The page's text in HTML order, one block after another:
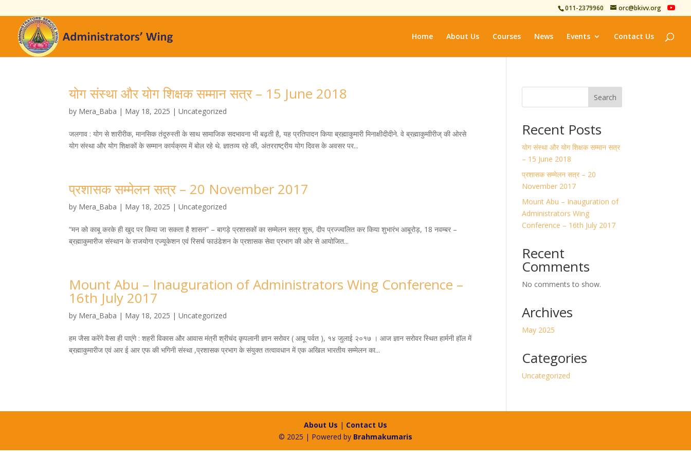
011-2379960 orc@bkivv.org
Home About Us Courses News Events Contact Us
योग संस्था और योग शिक्षक सम्मान सत्र – 15 June 2018
by Mera_Baba | May 18, 2025 |Uncategorized
जलगाव : योग से शारीरीक, मानसिक तंदूरुस्ती के साथ सामाजिक सदभावना भी बढ़ती है, यह प्रतिपादन किया ब्रह्माकुमारी मिनाक्षीदीदीने. वे ब्रह्माकुमाीरीज् की ओरसे
योग संस्था और योग शिक्षकों के सम्मान कार्यक्रम में बोल रहे थे. ज्ञातव्य रहे की, अंतरराष्ट्रीय योग दिवस के अवसर पर...
प्रशासक सम्मेलन सत्र – 20 November 2017
by Mera_Baba | May 18, 2025 |Uncategorized
“मन को काबू करके ही खुद पर किया जा सकता है शासन” – बागड़े प्रशासकों का सम्मेलन सत्र शुरू, दीप प्रज्ज्वलित कर किया शुभारंभ आबूरोड़, 18 नवम्बर –
ब्रह्माकुमारीज संस्थान के राजयोगा एज्यूकेशन एवं रिसर्च फाउंडेशन के प्रशासक सेवा प्रभाग की ओर से आयोजित...
Mount Abu – Inauguration of Administrators Wing Conference –
16th July 2017
by Mera_Baba | May 18, 2025 |Uncategorized
हम जैसा करेंगे वैसा ही पाएंगे : शहरी विकास और आवास मंत्री श्रीचंद कृपलानी ज्ञान सरोवर ( आबू पर्वत ), १४ जुलाई २०१७ । आज ज्ञान सरोवर स्थित हार्मनी हॉल में
ब्रह्माकुमारीज एवं आर ई आर एफ की भगिनी संस्था ,प्रशासक प्रभाग के संयुक्त तत्वावधान में एक अखिल भारतीय सम्मेलन का...
Search
Recent Posts
योग संस्था और योग शिक्षक सम्मान सत्र
– 15 June 2018
प्रशासक सम्मेलन सत्र – 20
November 2017
Mount Abu – Inauguration of
Administrators Wing
Conference – 16th July 2017
Recent
Comments
No comments to show.
Archives
May 2025
Categories
Uncategorized
About Us | Contact Us
© 2025 | Powered by Brahmakumaris